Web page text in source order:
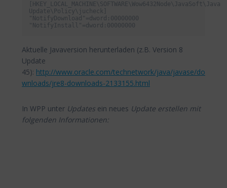
[HKEY_LOCAL_MACHINE\SOFTWARE\Wow6432Node\JavaSoft\Java
Update\Policy\jucheck]
"NotifyDownload"=dword:00000000
"NotifyInstall"=dword:00000000
Aktuelle Javaversion herunterladen (z.B. Version 8
Update
45): http://www.oracle.com/technetwork/java/javase/do
wnloads/jre8-downloads-2133155.html
In WPP unter Updates ein neues Update erstellen mit
folgenden Informationen: